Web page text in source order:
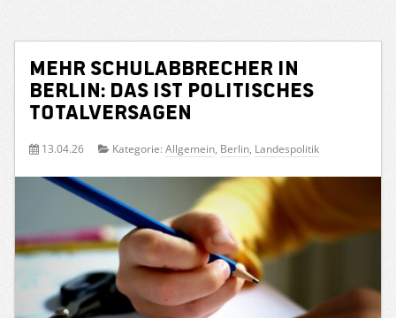
Mehr Schulabbrecher in
Berlin: Das ist politisches
Totalversagen
13.04.26 Kategorie: Allgemein, Berlin, Landespolitik